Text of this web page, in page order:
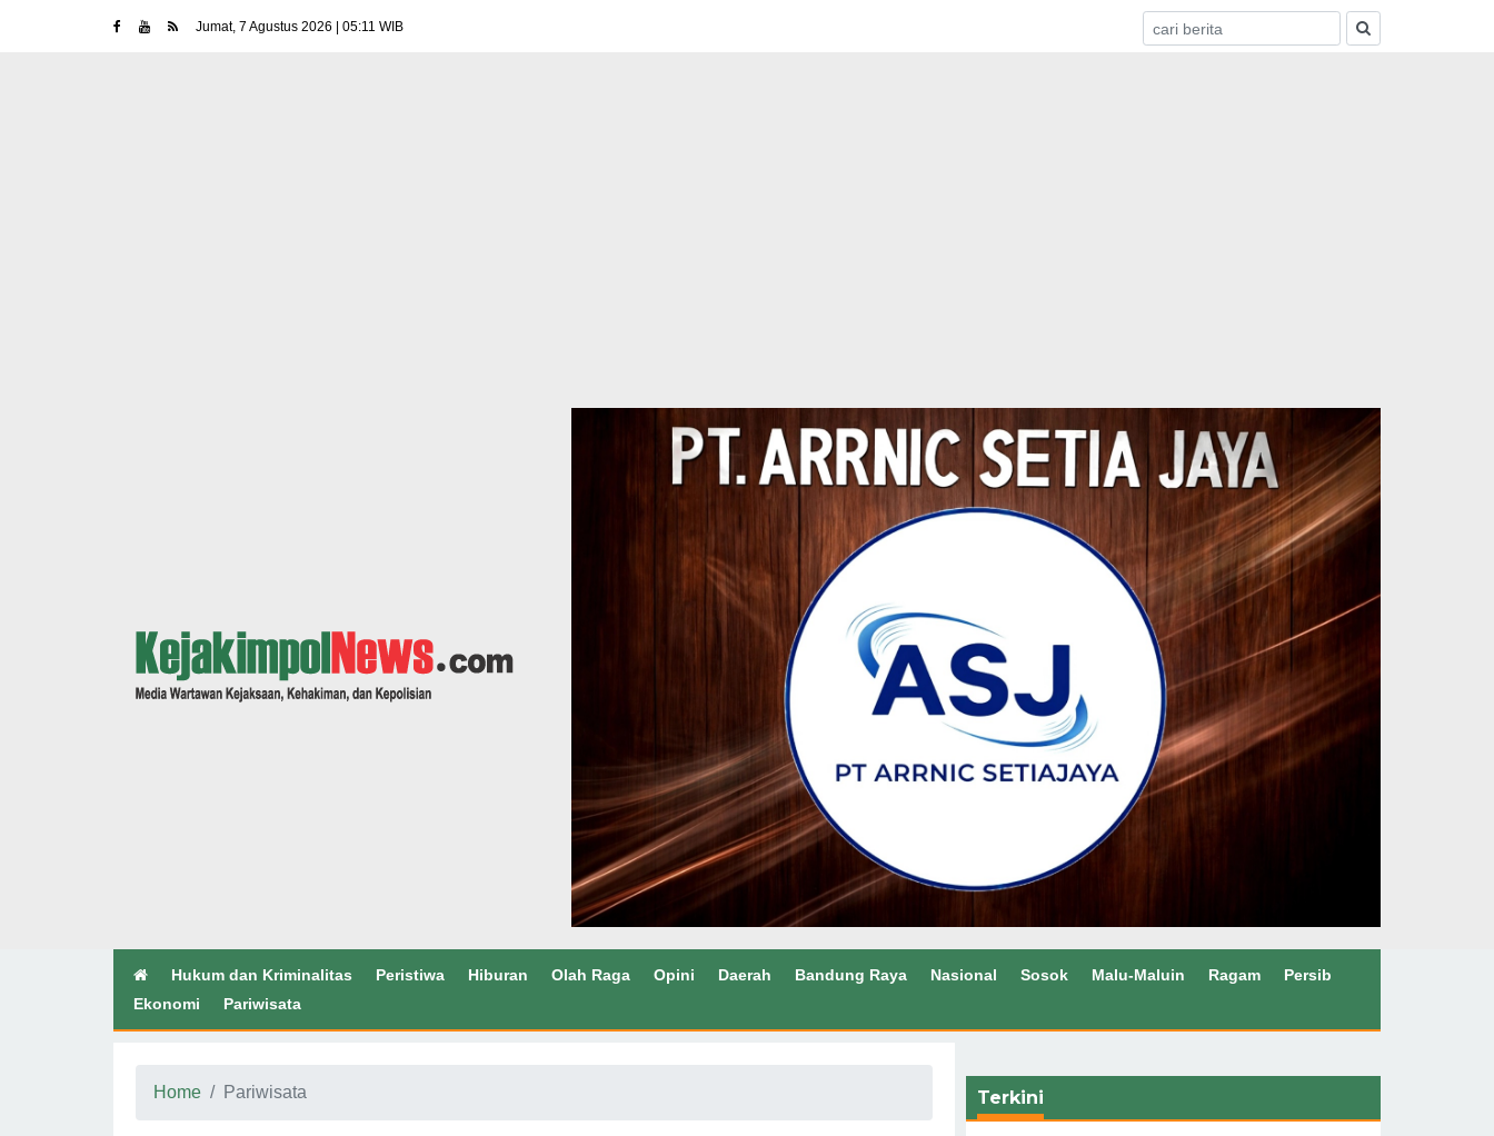
Jumat, 7 Agustus 2026 | 05:11 WIB
Hukum dan Kriminalitas Peristiwa Hiburan Olah Raga Opini Daerah Bandung Raya Nasional Sosok Malu-Maluin Ragam
Persib
Ekonomi
Pariwisata
Home Pariwisata Terkini